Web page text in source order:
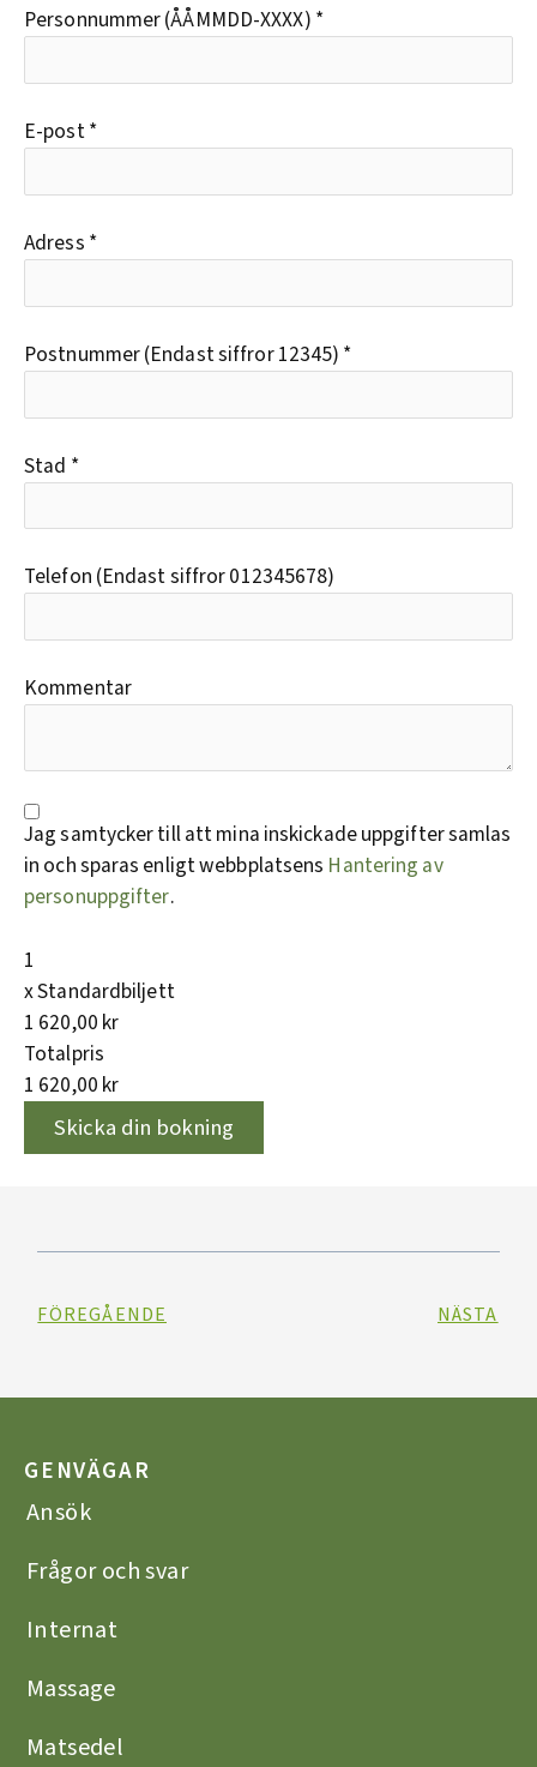
Personnummer (ÅÅMMDD-XXXX) *
E-post*
Adress *
Postnummer (Endast siffror 12345) *
Stad *
Telefon (Endast siffror 012345678)
Kommentar
Jag samtycker till att mina inskickade uppgifter samlas
in och sparas enligt webbplatsens Hantering av
personuppgifter.
1
xStandardbiljett
1 620,00 kr
Totalpris
1 620,00 kr
FÖREGÅENDE NÄSTA
GENVÄGAR
Ansök
Frågor och svar
Internat
Massage
Matsedel